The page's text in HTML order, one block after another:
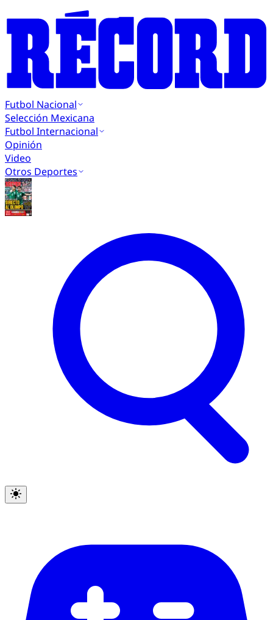
Futbol Nacional
Selección Mexicana
Futbol Internacional
Opinión
Video
Otros Deportes